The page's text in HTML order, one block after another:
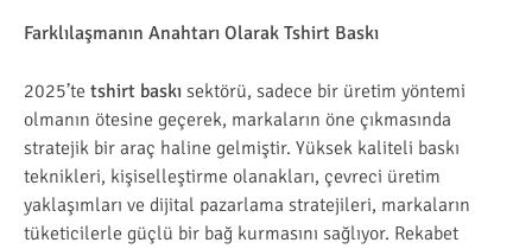
Farklılaşmanın Anahtarı Olarak Tshirt Baskı
2025’te tshirt baskı sektörü, sadece bir üretim yöntemi
olmanın ötesine geçerek, markaların öne çıkmasında
stratejik bir araç haline gelmiştir. Yüksek kaliteli baskı
teknikleri, kişiselleştirme olanakları, çevreci üretim
yaklaşımları ve dijital pazarlama stratejileri, markaların
tüketicilerle güçlü bir bağ kurmasını sağlıyor. Rekabet